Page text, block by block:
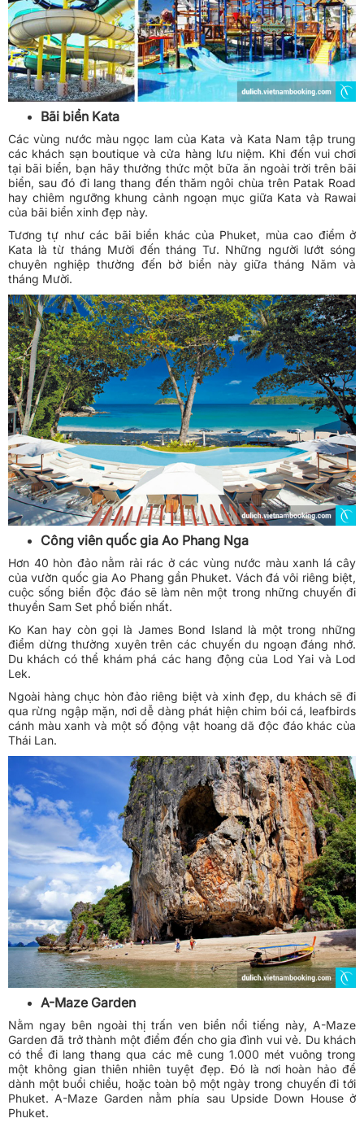
Bãi biển Kata
Các vùng nước màu ngọc lam của Kata và Kata Nam tập trung
các khách sạn boutique và cửa hàng lưu niệm. Khi đến vui chơi
tại bãi biển, bạn hãy thưởng thức một bữa ăn ngoài trời trên bãi
biển, sau đó đi lang thang đến thăm ngôi chùa trên Patak Road
hay chiêm ngưỡng khung cảnh ngoạn mục giữa Kata và Rawai
của bãi biển xinh đẹp này.
Tương tự như các bãi biển khác của Phuket, mùa cao điểm ở
Kata là từ tháng Mười đến tháng Tư. Những người lướt sóng
chuyên nghiệp thường đến bờ biển này giữa tháng Năm và
tháng Mười.
Công viên quốc gia Ao Phang Nga
Hơn 40 hòn đảo nằm rải rác ở các vùng nước màu xanh lá cây
của vườn quốc gia Ao Phang gần Phuket. Vách đá vôi riêng biệt,
cuộc sống biển độc đáo sẽ làm nên một trong những chuyến đi
thuyền Sam Set phổ biến nhất.
Ko Kan hay còn gọi là James Bond Island là một trong những
điểm dừng thường xuyên trên các chuyến du ngoạn đáng nhớ.
Du khách có thể khám phá các hang động của Lod Yai và Lod
Lek.
Ngoài hàng chục hòn đảo riêng biệt và xinh đẹp, du khách sẽ đi
qua rừng ngập mặn, nơi dễ dàng phát hiện chim bói cá, leafbirds
cánh màu xanh và một số động vật hoang dã độc đáo khác của
Thái Lan.
A-Maze Garden
Nằm ngay bên ngoài thị trấn ven biển nổi tiếng này, A-Maze
Garden đã trở thành một điểm đến cho gia đình vui vẻ. Du khách
có thể đi lang thang qua các mê cung 1.000 mét vuông trong
một không gian thiên nhiên tuyệt đẹp. Đó là nơi hoàn hảo để
dành một buổi chiều, hoặc toàn bộ một ngày trong chuyến đi tới
Phuket. A-Maze Garden nằm phía sau Upside Down House ở
Phuket.